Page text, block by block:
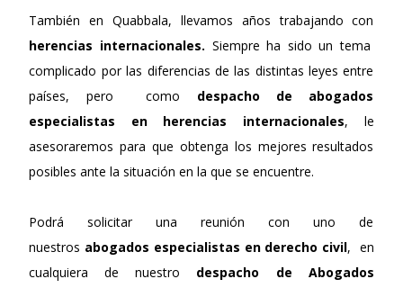
También en Quabbala, llevamos años trabajando con
herencias internacionales. Siempre ha sido un tema
complicado por las diferencias de las distintas leyes entre
países, pero como despacho de abogados
especialistas en herencias internacionales, le
asesoraremos para que obtenga los mejores resultados
posibles ante la situación en la que se encuentre.
Podrá solicitar una reunión con uno de
nuestros abogados especialistas en derecho civil, en
cualquiera de nuestro despacho de Abogados